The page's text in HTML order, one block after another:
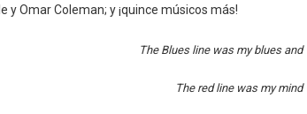
y Omar Coleman; y ¡quince músicos más!
The Blues line was my blues and
The red line was my mind